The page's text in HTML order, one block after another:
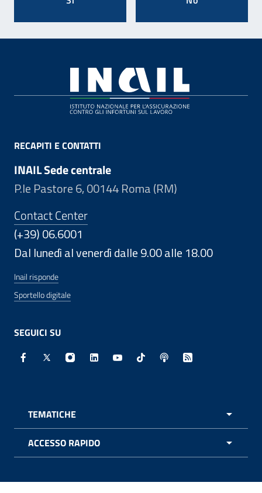
RECAPITI E CONTATTI
INAIL Sede centrale
P.le Pastore 6, 00144 Roma (RM)
Contact Center
(+39) 06.6001
Dal lunedì al venerdì dalle 9.00 alle 18.00
Inail risponde
Sportello digitale
SEGUICI SU
Facebook - Sito esterno - Apertura in nuova finestra
X - Sito esterno - Apertura in nuova finestra
Instagram - Sito esterno - Apertura in
Linkedin - Sito esterno - Apertura in
Youtube - Sito esterno -
TikTok - Sito esterno -
Spreaker - Sito
Feed RSS -
TEMATICHE
ACCESSO RAPIDO